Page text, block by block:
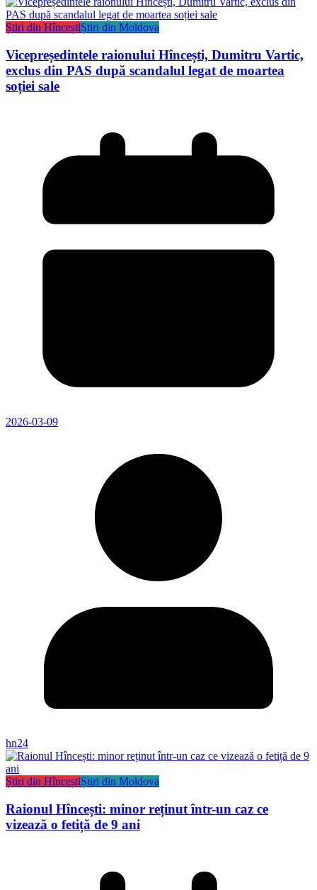
Știri din HînceștiȘtiri din Moldova
Vicepreședintele raionului Hîncești, Dumitru Vartic,
exclus din PAS după scandalul legat de moartea
soției sale
2026-03-09
hn24
Știri din HînceștiȘtiri din Moldova
Raionul Hîncești: minor reținut într-un caz ce
vizează o fetiță de 9 ani